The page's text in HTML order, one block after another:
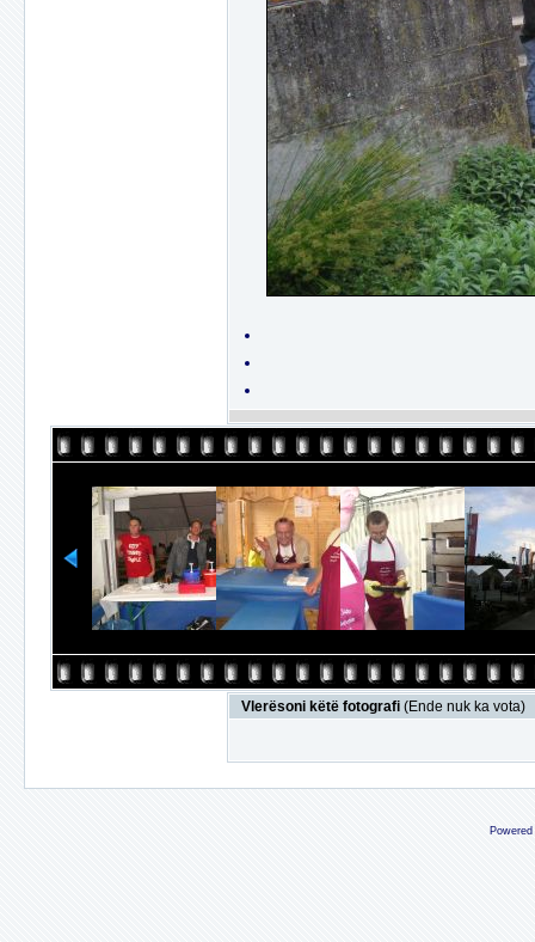
Vlerësoni këtë fotografi (Ende nuk ka vota)